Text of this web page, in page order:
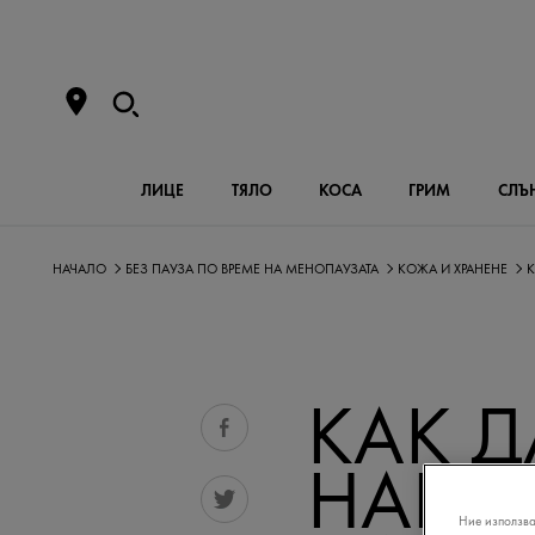
ЛИЦЕ ТЯЛО КОСА ГРИМ
НАЧАЛО БЕЗ ПАУЗА ПО ВРЕМЕ НА МЕНОПАУЗАТА КОЖА И ХРАНЕНЕ
КАК
Ние